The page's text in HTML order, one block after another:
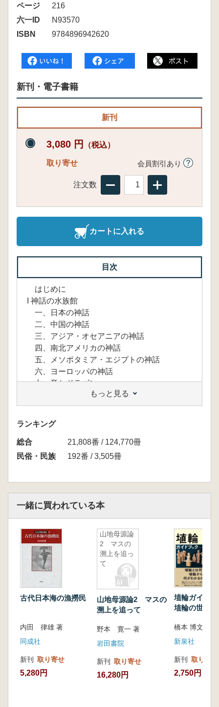
ページ
216
六一ID
N93570
ISBN
9784896942620
新刊・電子書籍
新刊
3,080 円 （税込）
取り寄せ 会員割引あり
注文数
カートに入れる
目次
はじめに
I 神話の水族館
一、日本の神話
二、中国の神話
三、アジア・オセアニアの神話
四、南北アメリカの神話
五、メソポタミア・エジプトの神話
六、ヨーロッパの神話
七、竜とドラゴン
九、サケ
十、カエル
II 魚の民俗
一、食文化
III 昔話・伝説の魚
二、日本の伝説
三、中国の昔話と伝説
四、アジアの昔話と伝説
五、南北アメリカの神話的昔話
六、ヨーロッパの神話的昔話
七、アフリカの昔話
一、日本の文学
井原西鶴「鯉のちらし紋」
上田秋成「夢応の鯉魚」
泉鏡花『海異記』
幸田露伴『いさなとり』
もっと見る
ランキング
総合
21,808番 / 124,770冊
民俗・民族
192番 / 3,505冊
一緒に買われている本
古代日本海の漁撈民
内田 律雄 著
同成社
新刊 取り寄せ
5,280円
山地母源論
2 マスの
溯上を追っ
て
山地母源論2 マスの
溯上を追って
野本 寛一 著
岩田書院
新刊 取り寄せ
16,280円
埴輪ガイド
埴輪の世界
橋本 博文 著
新泉社
新刊 取り寄せ
2,750円